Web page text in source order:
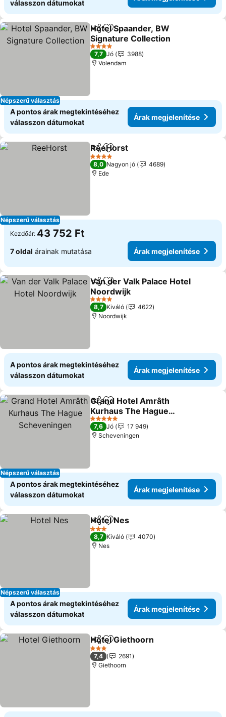
válasszon dátumokat
Népszerű választás
Megosztás
Hozzáadás a kedvencekhez
Hotel Spaander, BW
Signature Collection
Árak megjelenítése
4 Kategória
7,7 Jó
3988
Volendam
A pontos árak megtekintéséhez
válasszon dátumokat
Árak megjelenítése
Népszerű választás
Megosztás
Hozzáadás a kedvencekhez
ReeHorst
4 Kategória
8,0 Nagyon jó
4689
Ede
Kezdőár: 43 752 Ft
7 oldal árainak mutatása Árak megjelenítése
Megosztás
Hozzáadás a kedvencekhez
Van der Valk Palace Hotel
Noordwijk
Árak megjelenítése
4 Kategória
8,7 Kiváló
4622
Noordwijk
A pontos árak megtekintéséhez
válasszon dátumokat
Árak megjelenítése
Népszerű választás
Megosztás
Hozzáadás a kedvencekhez
Grand Hotel Amrâth
Kurhaus The Hague
Scheveningen
Árak megjelenítése
5 Kategória
7,6 Jó
17 949
Scheveningen
A pontos árak megtekintéséhez
válasszon dátumokat
Árak megjelenítése
Népszerű választás
Megosztás
Hozzáadás a kedvencekhez
Hotel Nes
3 Kategória
8,7 Kiváló
4070
Nes
A pontos árak megtekintéséhez
válasszon dátumokat
Árak megjelenítése
Megosztás
Hozzáadás a kedvencekhez
Hotel Giethoorn
3 Kategória
7,4
2691
Giethoorn